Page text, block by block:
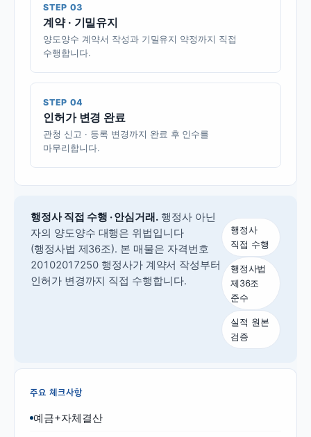
STEP 03
계약 · 기밀유지
양도양수 계약서 작성과 기밀유지 약정까지 직접
수행합니다.
STEP 04
인허가 변경 완료
관청 신고 · 등록 변경까지 완료 후 인수를
마무리합니다.
행정사 직접 수행 · 안심거래. 행정사 아닌
자의 양도양수 대행은 위법입니다
(행정사법 제36조). 본 매물은 자격번호
20102017250 행정사가 계약서 작성부터
인허가 변경까지 직접 수행합니다.
행정사
직접 수행
행정사법
제36조
준수
실적 원본
검증
주요 체크사항
예금+자체결산